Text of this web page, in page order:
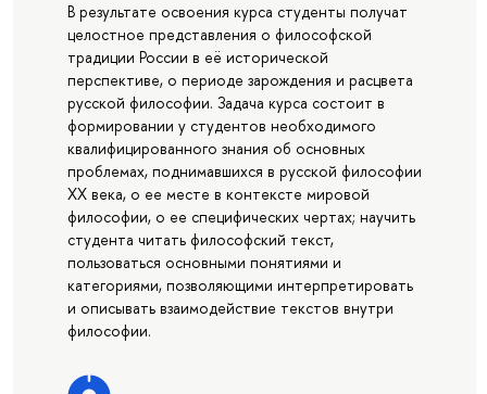
В результате освоения курса студенты получат
целостное представления о философской
традиции России в её исторической
перспективе, о периоде зарождения и расцвета
русской философии. Задача курса состоит в
формировании у студентов необходимого
квалифицированного знания об основных
проблемах, поднимавшихся в русской философии
XX века, о ее месте в контексте мировой
философии, о ее специфических чертах; научить
студента читать философский текст,
пользоваться основными понятиями и
категориями, позволяющими интерпретировать
и описывать взаимодействие текстов внутри
философии.